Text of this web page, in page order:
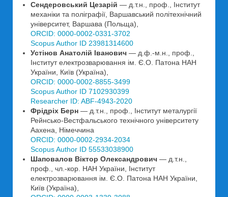
Сендеровський Цезарій — д.т.н., проф., Інститут
механіки та поліграфії, Варшавський політехнічний
університет, Варшава (Польща),
ORCID: 0000-0002-0331-3702
Scopus Author ID 23981314600
Устінов Анатолій Іванович — д.ф.-м.н., проф.,
Інститут електрозварювання ім. Є.О. Патона НАН
України, Київ (Україна),
ORCID: 0000-0002-8855-3499
Scopus Author ID 7102930399
Researcher ID: ABF-4943-2020
Фрідріх Берн — д.т.н., проф., Інститут металургії
Рейнсько-Вестфальського технічного університету
Аахена, Німеччина
ORCID: 0000-0002-2934-2034
Scopus Author ID 55533038900
Шаповалов Віктор Олександрович — д.т.н.,
проф., чл.-кор. НАН України, Інститут
електрозварювання ім. Є.О. Патона НАН України,
Київ (Україна),